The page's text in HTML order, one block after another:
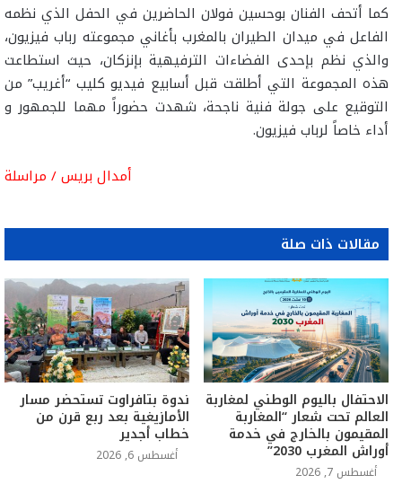
كما أتحف الفنان بوحسين فولان الحاضرين في الحفل الذي نظمه
الفاعل في ميدان الطيران بالمغرب بأغاني مجموعته رباب فيزيون،
والذي نظم بإحدى الفضاءات الترفيهية بإنزكان، حيث استطاعت
هذه المجموعة التي أطلقت قبل أسابيع فيديو كليب “أغريب” من
التوقيع على جولة فنية ناجحة، شهدت حضوراً مهما للجمهور و
أداء خاصاً لرباب فيزيون.
أمدال بريس / مراسلة
مقالات ذات صلة
الاحتفال باليوم الوطني لمغاربة
العالم تحت شعار “المغاربة
المقيمون بالخارج في خدمة
أوراش المغرب 2030”
أغسطس 7, 2026
ندوة بتافراوت تستحضر مسار
الأمازيغية بعد ربع قرن من
خطاب أجدير
أغسطس 6, 2026